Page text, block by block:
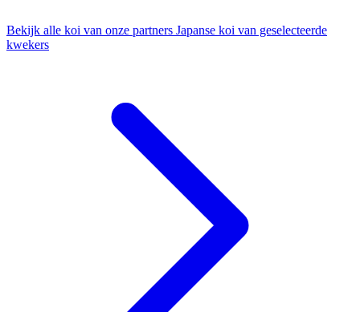
Bekijk alle koi van onze partners Japanse koi van geselecteerde
kwekers